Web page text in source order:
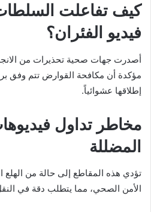
كيف تفاعلت
فيديو الفئران؟
أصدرت جهات صحية تحذيرات من
مؤكدة أن مكافحة القوارض تتم وفق
إطلاقها عشوائياً.
مخاطر تداول
المضللة
تؤدي هذه المقاطع إلى حالة من الهلع
الأمن الصحي، مما يتطلب دقة في